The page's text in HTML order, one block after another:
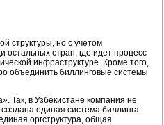
структуры, но с учетом
остальных стран, где идет процесс
инфраструктуре. Кроме того,
объединить биллинговые системы
Так, в Узбекистане компания не
единая система биллинга
оргструктура, общая